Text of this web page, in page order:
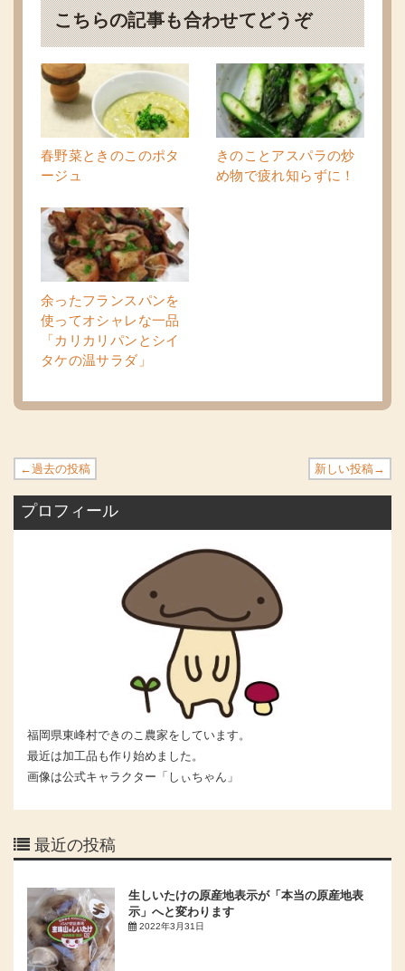
こちらの記事も合わせてどうぞ
春野菜ときのこのポタ
ージュ
きのことアスパラの炒
め物で疲れ知らずに！
余ったフランスパンを
使ってオシャレな一品
「カリカリパンとシイ
タケの温サラダ」
←過去の投稿 新しい投稿→
プロフィール
福岡県東峰村できのこ農家をしています。
最近は加工品も作り始めました。
画像は公式キャラクター「しぃちゃん」
最近の投稿
生しいたけの原産地表示が「本当の原産地表
示」へと変わります
2022年3月31日